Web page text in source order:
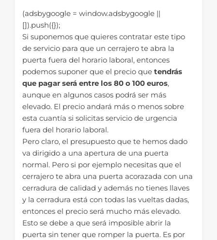
(adsbygoogle = window.adsbygoogle ||
[]).push({});
Si suponemos que quieres contratar este tipo
de servicio para que un cerrajero te abra la
puerta fuera del horario laboral, entonces
podemos suponer que el precio que tendrás
que pagar será entre los 80 o 100 euros,
aunque en algunos casos podrá ser más
elevado. El precio andará más o menos sobre
esta cuantía si solicitas servicio de urgencia
fuera del horario laboral.
Pero claro, el presupuesto que te hemos dado
va dirigido a una apertura de una puerta
normal. Pero si por ejemplo necesitas que el
cerrajero te abra una puerta acorazada con una
cerradura de calidad y además no tienes llaves
y la cerradura está con todas las vueltas dadas,
entonces el precio será mucho más elevado.
Esto se debe a que será imposible abrir la
puerta sin tener que romper la puerta. Es por